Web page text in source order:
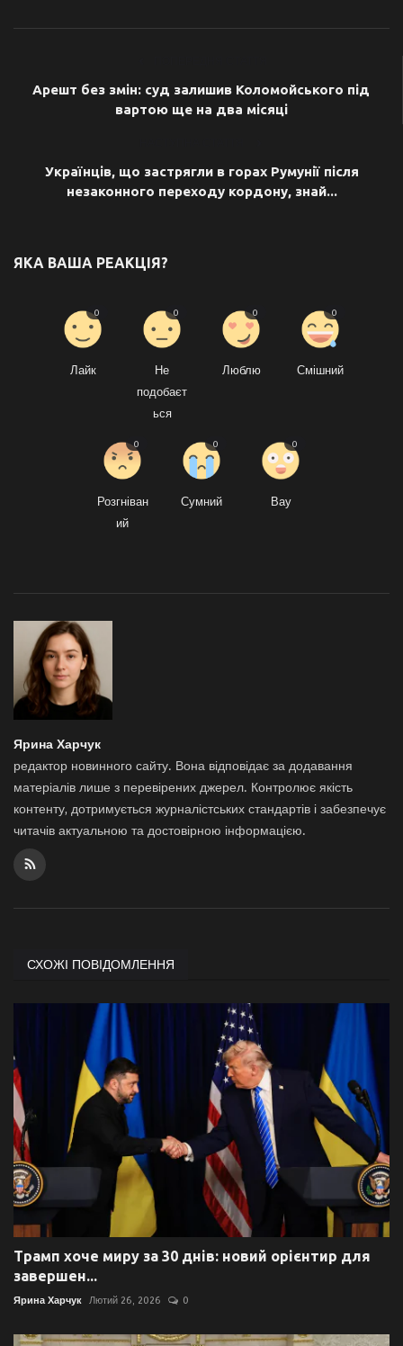
Арешт без змін: суд залишив Коломойського під
вартою ще на два місяці
Українців, що застрягли в горах Румунії після
незаконного переходу кордону, знай...
ЯКА ВАША РЕАКЦІЯ?
Лайк
0
Не
подобаєт
ься
0
Люблю
0
Смішний
0
Розгніван
ий
0
Сумний
0
Вау
0
Ярина Харчук
редактор новинного сайту. Вона відповідає за додавання
матеріалів лише з перевірених джерел. Контролює якість
контенту, дотримується журналістських стандартів і забезпечує
читачів актуальною та достовірною інформацією.
СХОЖІ ПОВІДОМЛЕННЯ
Трамп хоче миру за 30 днів: новий орієнтир для
завершен...
Ярина Харчук Лютий 26, 2026 0